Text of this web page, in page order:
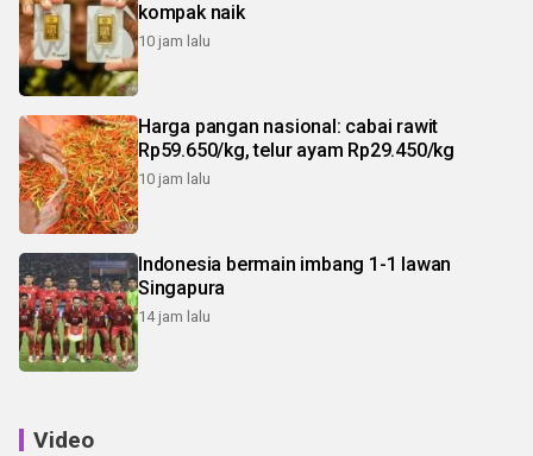
kompak naik
10 jam lalu
Harga pangan nasional: cabai rawit
Rp59.650/kg, telur ayam Rp29.450/kg
10 jam lalu
Indonesia bermain imbang 1-1 lawan
Singapura
14 jam lalu
Video